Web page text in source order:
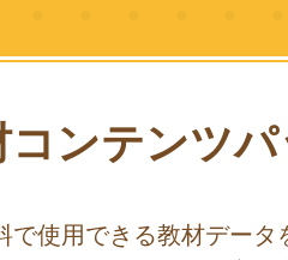
コンテンツ
で使用できる教材データ